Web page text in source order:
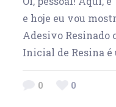
e hoje eu vou
Adesivo Resinado
Inicial de Resina
0 0